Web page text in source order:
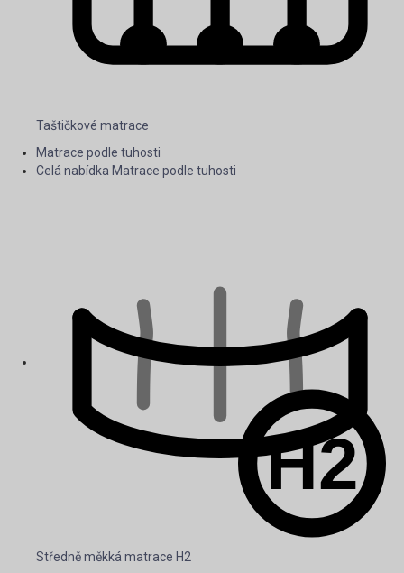
Taštičkové matrace
Matrace podle tuhosti
Celá nabídka Matrace podle tuhosti
Středně měkká matrace H2